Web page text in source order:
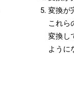
変換が
これら
変換し
ように